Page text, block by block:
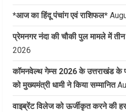
*आज का हिंदू पंचांग एवं राशिफल*
प्रेमनगर नंदा की चौकी पुल मामले में
2026
कॉमनवेल्थ गेम्स 2026 के उत्तराखंड के
को मुख्यमंत्री धामी ने किया सम्मानित
वाइब्रेंट विलेज को ऊर्जीकृत करने की हर